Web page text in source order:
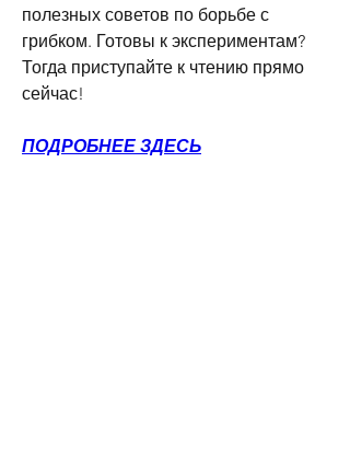
полезных советов по борьбе с
грибком. Готовы к экспериментам?
Тогда приступайте к чтению прямо
сейчас!
ПОДРОБНЕЕ ЗДЕСЬ